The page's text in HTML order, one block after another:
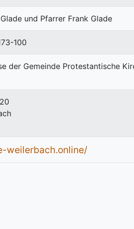
und Pfarrer Frank Glade
100
weilerbach.online/